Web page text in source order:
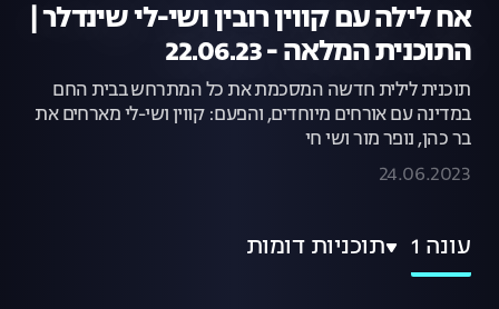
אח לילה עם קווין רובין ושי-לי שינדלר |
התוכנית המלאה - 22.06.23
תוכנית לילית חדשה המסכמת את כל המתרחש בבית החם
במדינה עם אורחים מיוחדים, והפעם: קווין ושי-לי מארחים את
בר כהן, נופר מור ושי חי
24.06.2023
עונה 1 תוכניות דומות